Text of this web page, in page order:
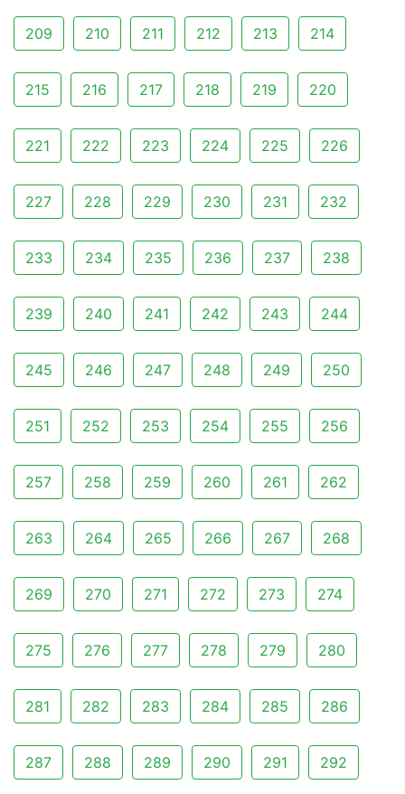
209 210 211 212 213 214
215 216 217 218 219 220
221 222 223 224 225 226
227 228 229 230 231 232
233 234 235 236 237 238
239 240 241 242 243 244
245 246 247 248 249 250
251 252 253 254 255 256
257 258 259 260 261 262
263 264 265 266 267 268
269 270 271 272 273 274
275 276 277 278 279 280
281 282 283 284 285 286
287 288 289 290 291 292